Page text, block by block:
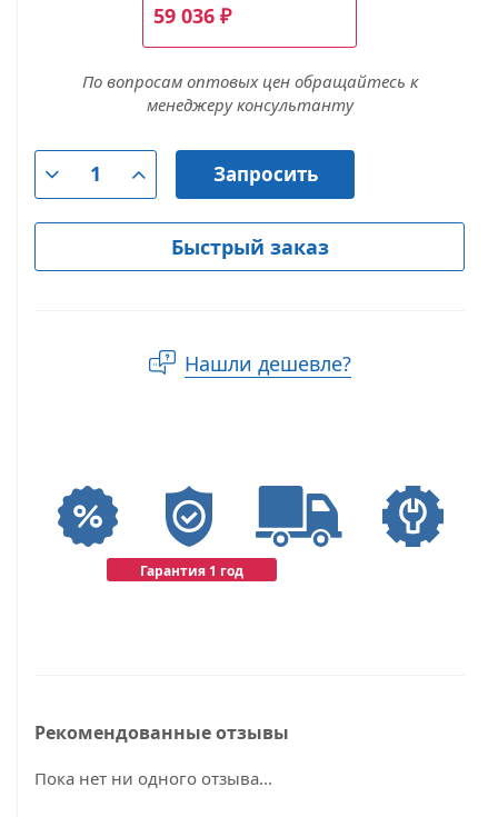
59 036 ₽
По вопросам оптовых цен обращайтесь к
менеджеру консультанту
Запросить
Быстрый заказ
Нашли дешевле?
Гарантия 1 год
Рекомендованные отзывы
Пока нет ни одного отзыва...